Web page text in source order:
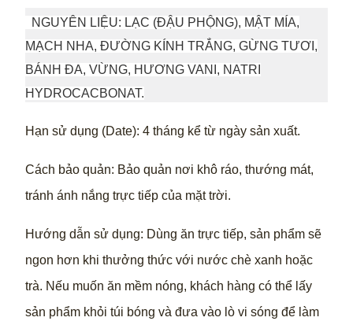
NGUYÊN LIỆU: LẠC (ĐẬU PHỘNG), MẬT MÍA,
MẠCH NHA, ĐƯỜNG KÍNH TRẮNG, GỪNG TƯƠI,
BÁNH ĐA, VỪNG, HƯƠNG VANI, NATRI
HYDROCACBONAT.
Hạn sử dụng (Date): 4 tháng kể từ ngày sản xuất.
Cách bảo quản: Bảo quản nơi khô ráo, thướng mát,
tránh ánh nắng trực tiếp của mặt trời.
Hướng dẫn sử dụng: Dùng ăn trực tiếp, sản phẩm sẽ
ngon hơn khi thưởng thức với nước chè xanh hoặc
trà. Nếu muốn ăn mềm nóng, khách hàng có thể lấy
sản phẩm khỏi túi bóng và đưa vào lò vi sóng để làm